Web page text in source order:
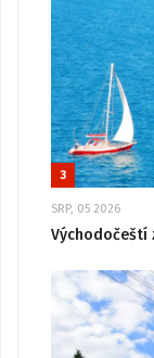
3
SRP, 05 2026
Východočeští